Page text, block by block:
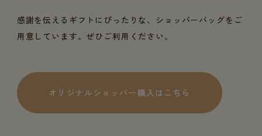
感謝を伝えるギフトにぴったりな、ショッパーバッグをご
用意しています。ぜひご利用ください。
オリジナルショッパー購入はこちら